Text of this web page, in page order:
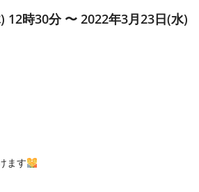
12時30分 〜 2022年3月23日(水)
ます